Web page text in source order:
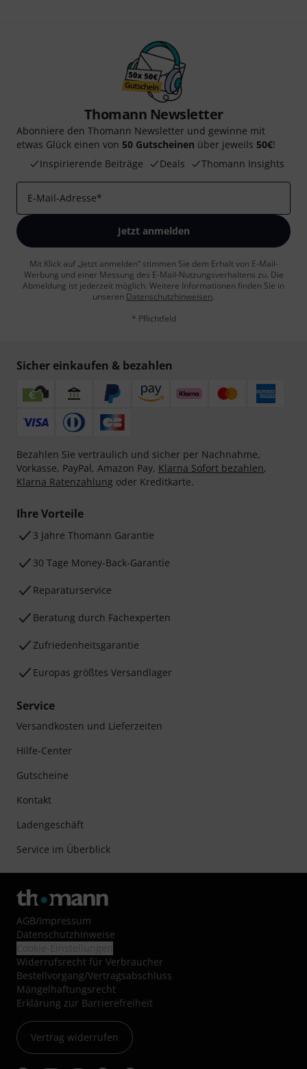
Thomann Newsletter
Abonniere den Thomann Newsletter und gewinne mit
etwas Glück einen von 50 Gutscheinen über jeweils 50€!
Inspirierende Beiträge
Deals Thomann Insights
E-Mail-Adresse*
Jetzt anmelden
Mit Klick auf „Jetzt anmelden“ stimmen Sie dem Erhalt von E-Mail-
Werbung und einer Messung des E-Mail-Nutzungsverhaltens zu. Die
Abmeldung ist jederzeit möglich. Weitere Informationen finden Sie in
unseren Datenschutzhinweisen.
* Pflichtfeld
Sicher einkaufen & bezahlen
Bezahlen Sie vertraulich und sicher per Nachnahme,
Vorkasse, PayPal, Amazon Pay, Klarna Sofort bezahlen,
Klarna Ratenzahlung oder Kreditkarte.
Ihre Vorteile
3 Jahre Thomann Garantie
30 Tage Money-Back-Garantie
Reparaturservice
Beratung durch Fachexperten
Zufriedenheitsgarantie
Europas größtes Versandlager
Service
Versandkosten und Lieferzeiten
Hilfe-Center
Gutscheine
Kontakt
Ladengeschäft
Service im Überblick
AGB/Impressum
Datenschutzhinweise
Widerrufsrecht für Verbraucher
Bestellvorgang/Vertragsabschluss
Mängelhaftungsrecht
Erklärung zur Barrierefreiheit
Vertrag widerrufen